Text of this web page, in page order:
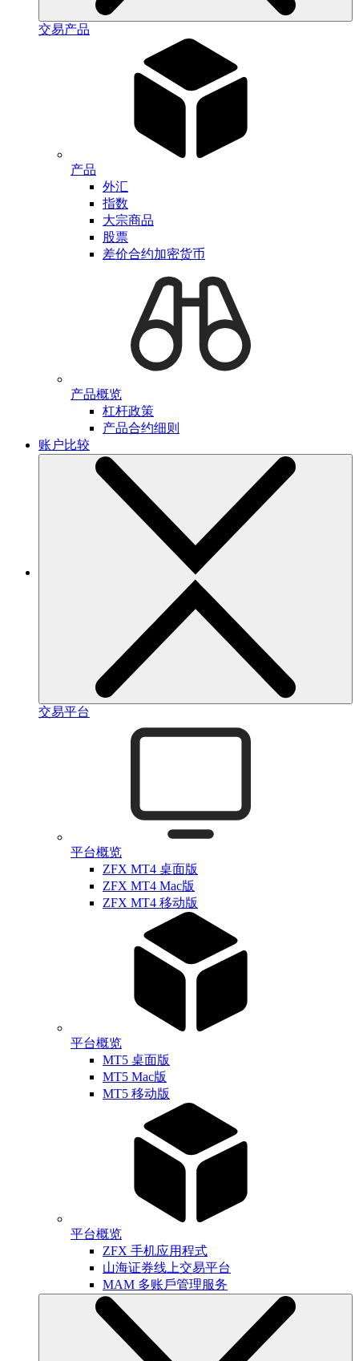
交易产品
产品
外汇
指数
大宗商品
股票
差价合约加密货币
产品概览
杠杆政策
产品合约细则
账户比较
交易平台
平台概览
ZFX MT4 桌面版
ZFX MT4 Mac版
ZFX MT4 移动版
平台概览
MT5 桌面版
MT5 Mac版
MT5 移动版
平台概览
ZFX 手机应用程式
山海证券线上交易平台
MAM 多账戶管理服务